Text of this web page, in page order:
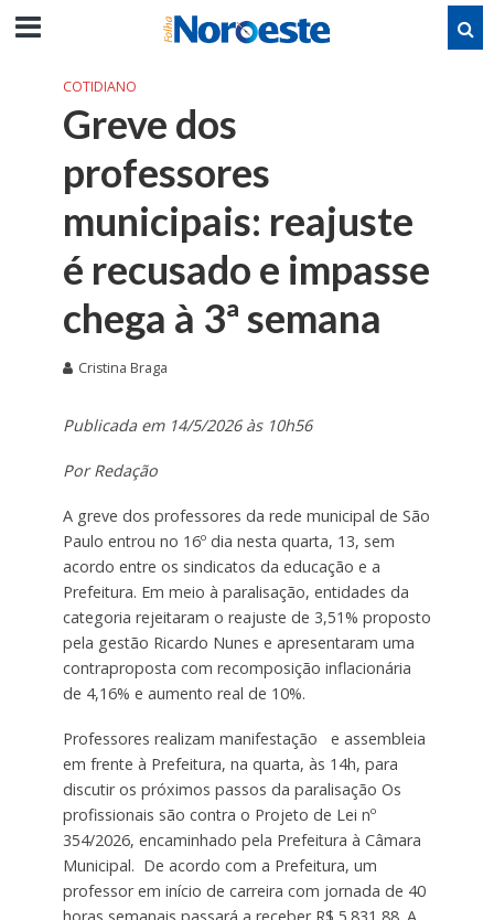
COTIDIANO
Greve dos
professores
municipais: reajuste
é recusado e impasse
chega à 3ª semana
Cristina Braga
Publicada em 14/5/2026 às 10h56
Por Redação
A greve dos professores da rede municipal de São
Paulo entrou no 16º dia nesta quarta, 13, sem
acordo entre os sindicatos da educação e a
Prefeitura. Em meio à paralisação, entidades da
categoria rejeitaram o reajuste de 3,51% proposto
pela gestão Ricardo Nunes e apresentaram uma
contraproposta com recomposição inflacionária
de 4,16% e aumento real de 10%.
Professores realizam manifestação e assembleia
em frente à Prefeitura, na quarta, às 14h, para
discutir os próximos passos da paralisação Os
profissionais são contra o Projeto de Lei nº
354/2026, encaminhado pela Prefeitura à Câmara
Municipal. De acordo com a Prefeitura, um
professor em início de carreira com jornada de 40